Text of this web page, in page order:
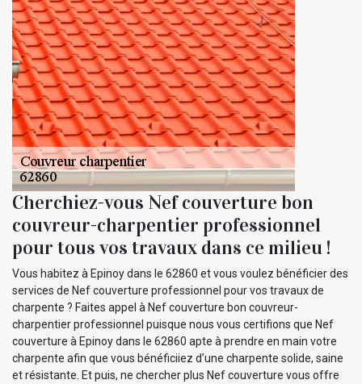
Cherchiez-vous Nef couverture bon
couvreur-charpentier professionnel
pour tous vos travaux dans ce milieu !
Vous habitez à Epinoy dans le 62860 et vous voulez bénéficier des
services de Nef couverture professionnel pour vos travaux de
charpente ? Faites appel à Nef couverture bon couvreur-
charpentier professionnel puisque nous vous certifions que Nef
couverture à Epinoy dans le 62860 apte à prendre en main votre
charpente afin que vous bénéficiiez d’une charpente solide, saine
et résistante. Et puis, ne chercher plus Nef couverture vous offre